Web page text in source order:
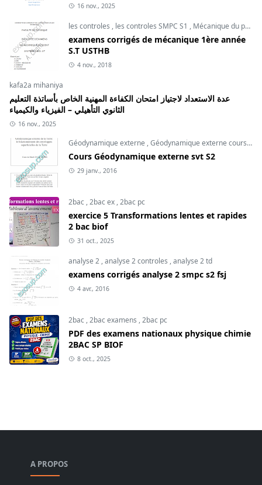
16 nov., 2025
les controles , les controles SMPC S1 , Mécanique du point
examens corrigés de mécanique 1ère année
S.T USTHB
4 nov., 2018
kafa2a mihaniya
عدة الاستعداد لاجتياز امتحان الكفاءة المهنية الخاص بأساتذة التعليم
الثانوي التأهيلي – الفيزياء والكيمياء
16 nov., 2025
Géodynamique externe ,Géodynamique externe cours ,
Cours Géodynamique externe svt S2
29 janv., 2016
2bac ,2bac ex ,2bac pc
exercice 5 Transformations lentes et rapides
2 bac biof
31 oct., 2025
analyse 2 ,analyse 2 controles ,analyse 2 td
examens corrigés analyse 2 smpc s2 fsj
4 avr., 2016
2bac ,2bac examens ,2bac pc
PDF des examens nationaux physique chimie
2BAC SP BIOF
8 oct., 2025
A PROPOS